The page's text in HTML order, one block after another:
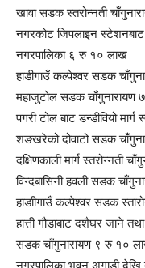
खावा सडक स्तरोन्नती
नगरकोट जिपलाइन स्टेशनबाट
नगरपालिका ६ रु १० लाख
हाडीगाउँ कल्पेश्वर सडक
महाजुटोल सडक चाँगुनारायण
पगरी टोल बाट डन्डीवियो
शङखरेको दोवाटो सडक
दक्षिणकाली मार्ग स्तरोन्नती
विन्दबासिनी हवली सडक
हाडाीगाउँ कल्पेश्वर सडक
हात्ती गौडाबाट दशैघर जाने
सडक चाँगुनारायण ९ रु १०